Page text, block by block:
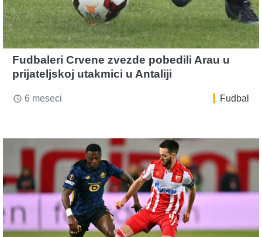
Fudbaleri Crvene zvezde pobedili Arau u
prijateljskoj utakmici u Antaliji
access_time 6 meseci Fudbal